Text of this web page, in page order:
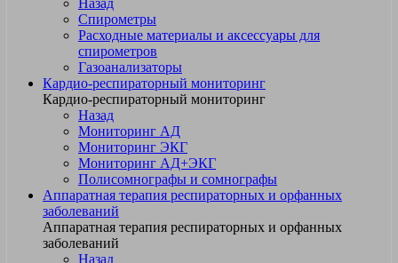
Назад
Спирометры
Расходные материалы и аксессуары для
спирометров
Газоанализаторы
Кардио-респираторный мониторинг
Кардио-респираторный мониторинг
Назад
Мониторинг АД
Мониторинг ЭКГ
Мониторинг АД+ЭКГ
Полисомнографы и сомнографы
Аппаратная терапия респираторных и орфанных
заболеваний
Аппаратная терапия респираторных и орфанных
заболеваний
Назад